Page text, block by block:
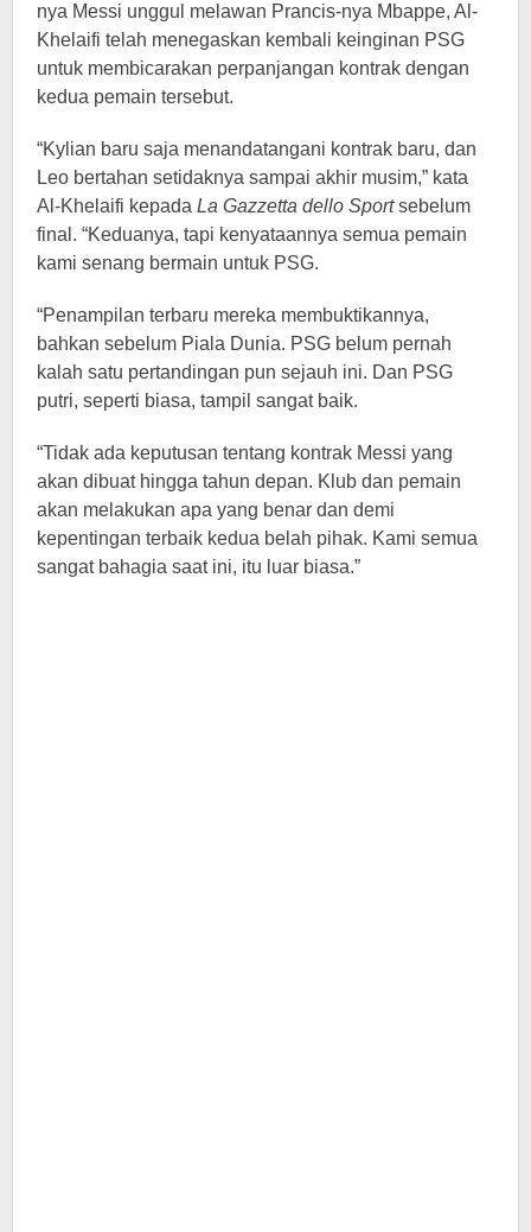
nya Messi unggul melawan Prancis-nya Mbappe, Al-
Khelaifi telah menegaskan kembali keinginan PSG
untuk membicarakan perpanjangan kontrak dengan
kedua pemain tersebut.
“Kylian baru saja menandatangani kontrak baru, dan
Leo bertahan setidaknya sampai akhir musim,” kata
Al-Khelaifi kepada La Gazzetta dello Sportsebelum
final. “Keduanya, tapi kenyataannya semua pemain
kami senang bermain untuk PSG.
“Penampilan terbaru mereka membuktikannya,
bahkan sebelum Piala Dunia. PSG belum pernah
kalah satu pertandingan pun sejauh ini. Dan PSG
putri, seperti biasa, tampil sangat baik.
“Tidak ada keputusan tentang kontrak Messi yang
akan dibuat hingga tahun depan. Klub dan pemain
akan melakukan apa yang benar dan demi
kepentingan terbaik kedua belah pihak. Kami semua
sangat bahagia saat ini, itu luar biasa.”